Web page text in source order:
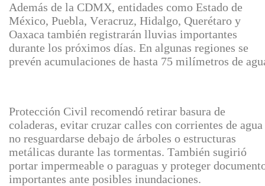
Además de la CDMX, entidades como Estado de
México, Puebla, Veracruz, Hidalgo, Querétaro y
Oaxaca también registrarán lluvias importantes
durante los próximos días. En algunas regiones se
prevén acumulaciones de hasta 75 milímetros de
Protección Civil recomendó retirar basura de
coladeras, evitar cruzar calles con corrientes de
no resguardarse debajo de árboles o estructuras
metálicas durante las tormentas. También sugirió
portar impermeable o paraguas y proteger
importantes ante posibles inundaciones.